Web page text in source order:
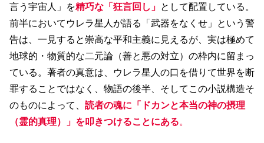
言う宇宙人」を精巧な「狂言回し」 として配置している。
前半においてウレラ星人が語る「武器をなくせ」という警
告は、一見すると崇高な平和主義に見えるが、実は極めて
地球的・物質的な二元論（善と悪の対立）の枠内に留まっ
ている。著者の真意は、ウレラ星人の口を借りて世界を断
罪することではなく、物語の後半、そしてこの小説構造そ
のものによって、 読者の魂に「ドカンと本当の神の摂理
（霊的真理）」を叩きつけることにある。